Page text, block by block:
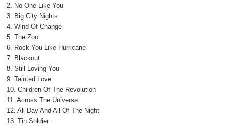
2. No One Like You
3. Big City Nights
4. Wind Of Change
5. The Zoo
6. Rock You Like Hurricane
7. Blackout
8. Still Loving You
9. Tainted Love
10. Children Of The Revolution
11. Across The Universe
12. All Day And All Of The Night
13. Tin Soldier